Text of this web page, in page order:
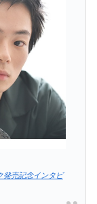
発売記念インタビ